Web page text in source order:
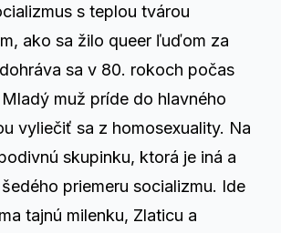
s teplou tvárou
ako sa žilo queer ľuďom za
sa v 80. rokoch počas
muž príde do hlavného
vyliečiť sa z homosexuality. Na
skupinku, ktorá je iná a
priemeru socializmu. Ide
tajnú milenku, Zlaticu a